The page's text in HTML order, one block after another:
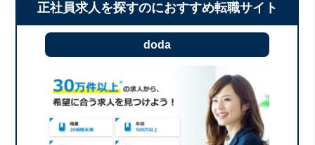
正社員求人を探すのにおすすめ転職サイト
doda